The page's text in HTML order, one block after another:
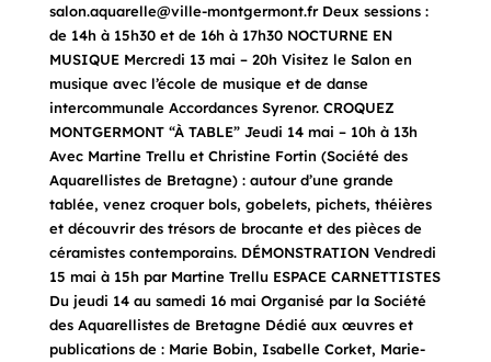
salon.aquarelle@ville-montgermont.fr Deux sessions :
de 14h à 15h30 et de 16h à 17h30 NOCTURNE EN
MUSIQUE Mercredi 13 mai – 20h Visitez le Salon en
musique avec l’école de musique et de danse
intercommunale Accordances Syrenor. CROQUEZ
MONTGERMONT “À TABLE” Jeudi 14 mai – 10h à 13h
Avec Martine Trellu et Christine Fortin (Société des
Aquarellistes de Bretagne) : autour d’une grande
tablée, venez croquer bols, gobelets, pichets, théières
et découvrir des trésors de brocante et des pièces de
céramistes contemporains. DÉMONSTRATION Vendredi
15 mai à 15h par Martine Trellu ESPACE CARNETTISTES
Du jeudi 14 au samedi 16 mai Organisé par la Société
des Aquarellistes de Bretagne Dédié aux œuvres et
publications de : Marie Bobin, Isabelle Corket, Marie-